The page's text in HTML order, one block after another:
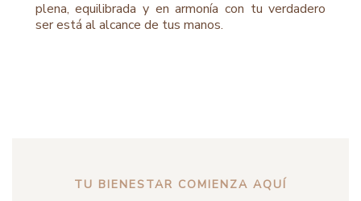
plena, equilibrada y en armonía con tu verdadero
ser está al alcance de tus manos.
TU BIENESTAR COMIENZA AQUÍ